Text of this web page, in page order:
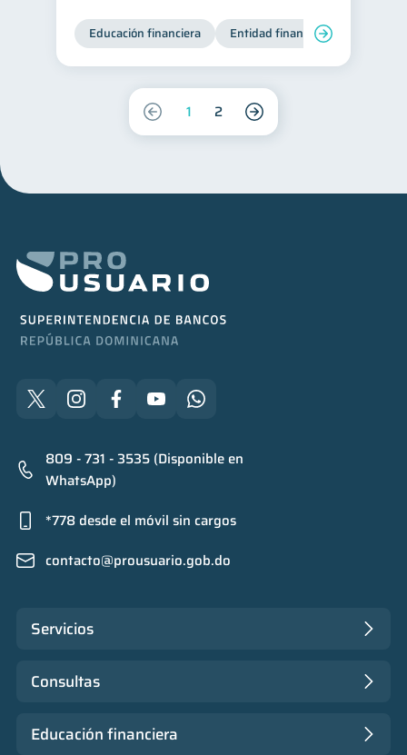
Educación financiera Entidad financiera
1 2
809 - 731 - 3535 (Disponible en
WhatsApp)
*778 desde el móvil sin cargos
contacto@prousuario.gob.do
Servicios
Consultas
Educación financiera